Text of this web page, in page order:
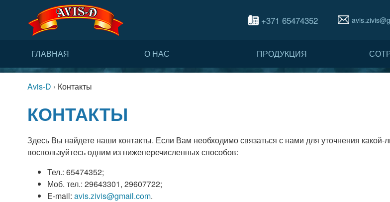
+371 65474352
ГЛАВНАЯ О НАС ПРОДУКЦИЯ
Avis-D › Контакты
КОНТАКТЫ
Здесь Вы найдете наши контакты. Если Вам необходимо связаться с нами для уточнения
воспользуйтесь одним из нижеперечисленных способов:
Тел.: 65474352;
Моб. тел.: 29643301, 29607722;
E-mail:avis.zivis@gmail.com.